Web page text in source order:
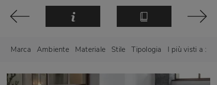
Marca Ambiente Materiale Stile Tipologia I più visti a :